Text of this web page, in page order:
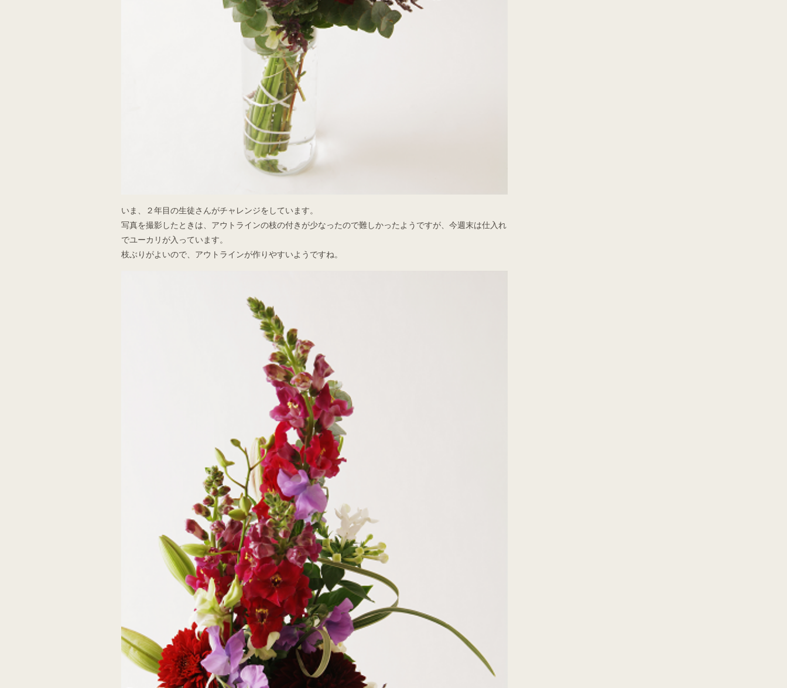
いま、２年目の生徒さんがチャレンジをしています。
写真を撮影したときは、アウトラインの枝の付きが少なったので難しかったようですが、今週末は仕入れ
でユーカリが入っています。
枝ぶりがよいので、アウトラインが作りやすいようですね。